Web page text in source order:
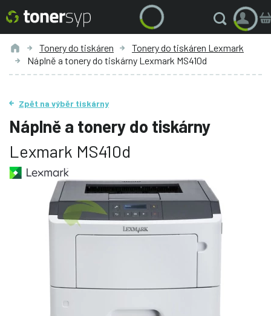
Tonery do tiskáren
Tonery do tiskáren Lexmark
Náplně a tonery do tiskárny Lexmark MS410d
Zpět na výběr tiskárny
Náplně a tonery do tiskárny
Lexmark MS410d